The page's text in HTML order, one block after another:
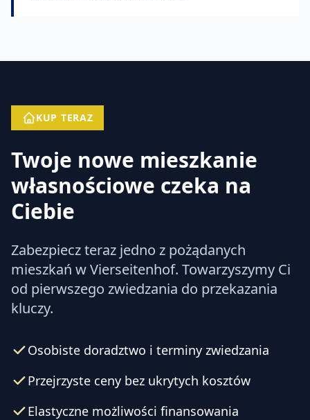
KUP TERAZ
Twoje nowe mieszkanie
własnościowe czeka na
Ciebie
Zabezpiecz teraz jedno z pożądanych
mieszkań w Vierseitenhof. Towarzyszymy Ci
od pierwszego zwiedzania do przekazania
kluczy.
Osobiste doradztwo i terminy zwiedzania
Przejrzyste ceny bez ukrytych kosztów
Elastyczne możliwości finansowania